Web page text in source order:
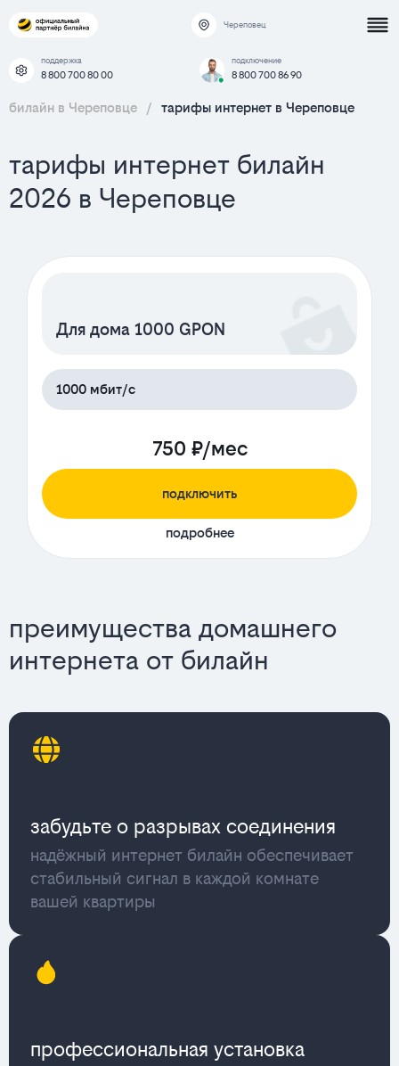
Череповец
поддержка
8 800 700 80 00
подключение
8 800 700 86 90
билайн в Череповце / тарифы интернет в Череповце
тарифы интернет билайн
2026 в Череповце
Для дома 1000 GPON
1000 мбит/с
750 ₽/мес
подключить
подробнее
преимущества домашнего
интернета от билайн
забудьте о разрывах соединения
надёжный интернет билайн обеспечивает
стабильный сигнал в каждой комнате
вашей квартиры
профессиональная установка